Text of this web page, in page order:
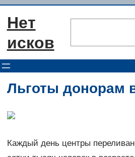
Перейти
Нет
исков
Льготы донорам
Каждый день центры